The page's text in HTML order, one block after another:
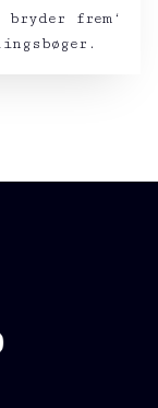
bryder frem‘